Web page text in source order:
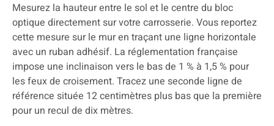
Mesurez la hauteur entre le sol et le centre du bloc
optique directement sur votre carrosserie. Vous reportez
cette mesure sur le mur en traçant une ligne horizontale
avec un ruban adhésif. La réglementation française
impose une inclinaison vers le bas de 1 % à 1,5 % pour
les feux de croisement. Tracez une seconde ligne de
référence située 12 centimètres plus bas que la première
pour un recul de dix mètres.